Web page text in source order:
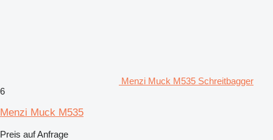
Menzi Muck M535 Schreitbagger
6
Menzi Muck M535
Preis auf Anfrage